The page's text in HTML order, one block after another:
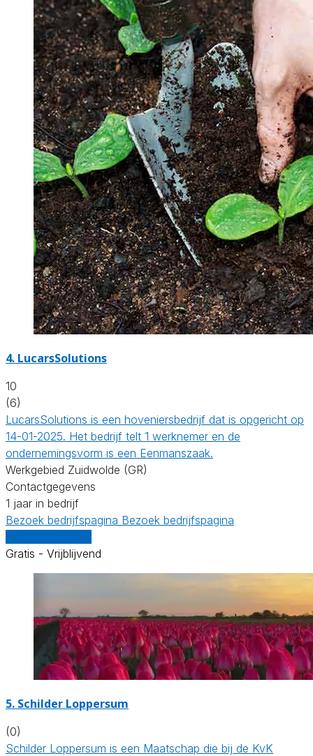
4. LucarsSolutions
10
(6)
LucarsSolutions is een hoveniersbedrijf dat is opgericht op
14-01-2025. Het bedrijf telt 1 werknemer en de
ondernemingsvorm is een Eenmanszaak.
Werkgebied Zuidwolde (GR)
Contactgegevens
1 jaar in bedrijf
Bezoek bedrijfspagina Bezoek bedrijfspagina
Gratis - Vrijblijvend
5. Schilder Loppersum
(0)
Schilder Loppersum is een Maatschap die bij de KvK